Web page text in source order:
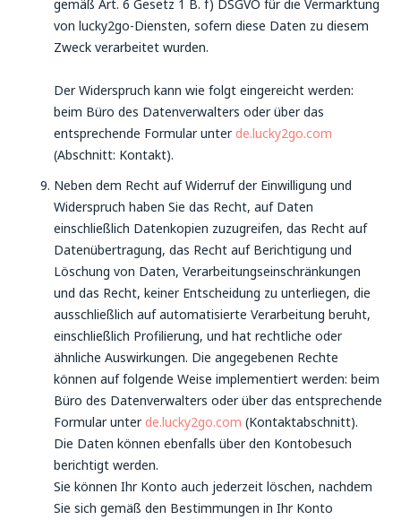
gemäß Art. 6 Gesetz 1 B. f) DSGVO für die Vermarktung
von lucky2go-Diensten, sofern diese Daten zu diesem
Zweck verarbeitet wurden.
Der Widerspruch kann wie folgt eingereicht werden:
beim Büro des Datenverwalters oder über das
entsprechende Formular unterde.lucky2go.com
(Abschnitt: Kontakt).
Neben dem Recht auf Widerruf der Einwilligung und
Widerspruch haben Sie das Recht, auf Daten
einschließlich Datenkopien zuzugreifen, das Recht auf
Datenübertragung, das Recht auf Berichtigung und
Löschung von Daten, Verarbeitungseinschränkungen
und das Recht, keiner Entscheidung zu unterliegen, die
ausschließlich auf automatisierte Verarbeitung beruht,
einschließlich Profilierung, und hat rechtliche oder
ähnliche Auswirkungen. Die angegebenen Rechte
können auf folgende Weise implementiert werden: beim
Büro des Datenverwalters oder über das entsprechende
Formular unterde.lucky2go.com (Kontaktabschnitt).
Die Daten können ebenfalls über den Kontobesuch
berichtigt werden.
Sie können Ihr Konto auch jederzeit löschen, nachdem
Sie sich gemäß den Bestimmungen in Ihr Konto